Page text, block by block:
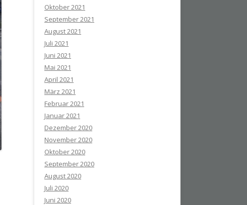
Oktober 2021
September 2021
August 2021
Juli 2021
Juni 2021
Mai 2021
April 2021
März 2021
Februar 2021
Januar 2021
Dezember 2020
November 2020
Oktober 2020
September 2020
August 2020
Juli 2020
Juni 2020